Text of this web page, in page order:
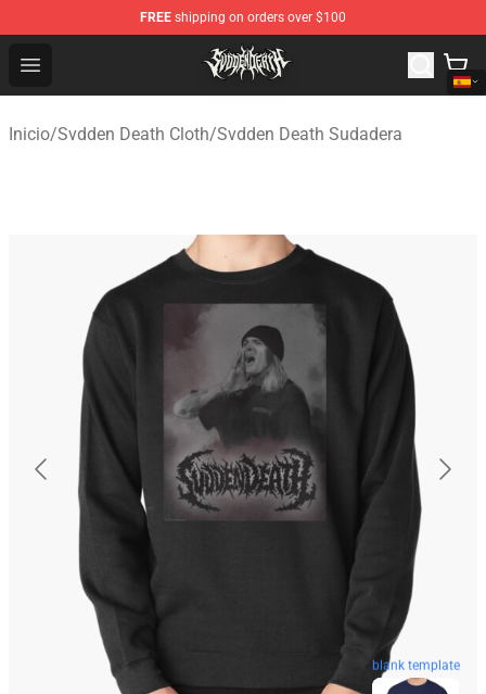
FREE shipping on orders over $100
Open menu
Svdden Death Shop - Official Svdden Death
Inicio/Svdden Death Cloth/Svdden Death Sudadera
blank template